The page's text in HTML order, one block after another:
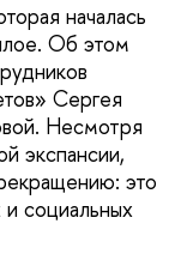
началась
Об этом
Сергея
Несмотря
экспансии,
это
социальных